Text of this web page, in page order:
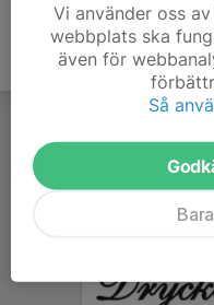
Vi använder oss
webbplats ska
även för
Så